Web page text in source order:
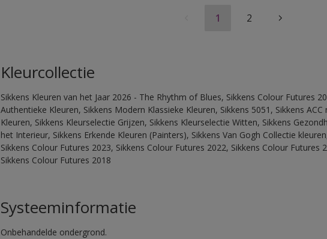
1 2
Kleurcollectie
Sikkens Kleuren van het Jaar 2026 - The Rhythm of Blues, Sikkens Colour Futures
Authentieke Kleuren, Sikkens Modern Klassieke Kleuren, Sikkens 5051, Sikkens ACC
Kleuren, Sikkens Kleurselectie Grijzen, Sikkens Kleurselectie Witten, Sikkens
het Interieur, Sikkens Erkende Kleuren (Painters), Sikkens Van Gogh Collectie
Sikkens Colour Futures 2023, Sikkens Colour Futures 2022, Sikkens Colour Futures
Sikkens Colour Futures 2018
Systeeminformatie
Onbehandelde ondergrond.